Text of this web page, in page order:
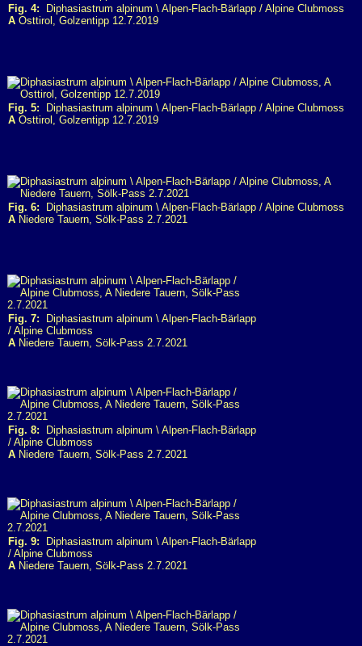
Fig. 4: Diphasiastrum alpinum \ Alpen-Flach-Bärlapp / Alpine Clubmoss
A Osttirol, Golzentipp 12.7.2019
Fig. 5: Diphasiastrum alpinum \ Alpen-Flach-Bärlapp / Alpine Clubmoss
A Osttirol, Golzentipp 12.7.2019
Fig. 6: Diphasiastrum alpinum \ Alpen-Flach-Bärlapp / Alpine Clubmoss
A Niedere Tauern, Sölk-Pass 2.7.2021
Fig. 7: Diphasiastrum alpinum \ Alpen-Flach-Bärlapp
/ Alpine Clubmoss
A Niedere Tauern, Sölk-Pass 2.7.2021
Fig. 8: Diphasiastrum alpinum \ Alpen-Flach-Bärlapp
/ Alpine Clubmoss
A Niedere Tauern, Sölk-Pass 2.7.2021
Fig. 9: Diphasiastrum alpinum \ Alpen-Flach-Bärlapp
/ Alpine Clubmoss
A Niedere Tauern, Sölk-Pass 2.7.2021